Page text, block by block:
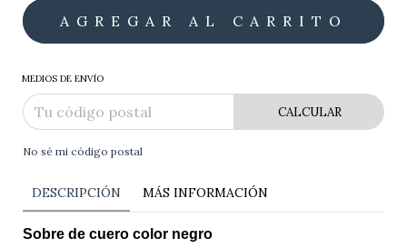
MEDIOS DE ENVÍO
CALCULAR
No sé mi código postal
DESCRIPCIÓN MÁS INFORMACIÓN
Sobre de cuero color negro